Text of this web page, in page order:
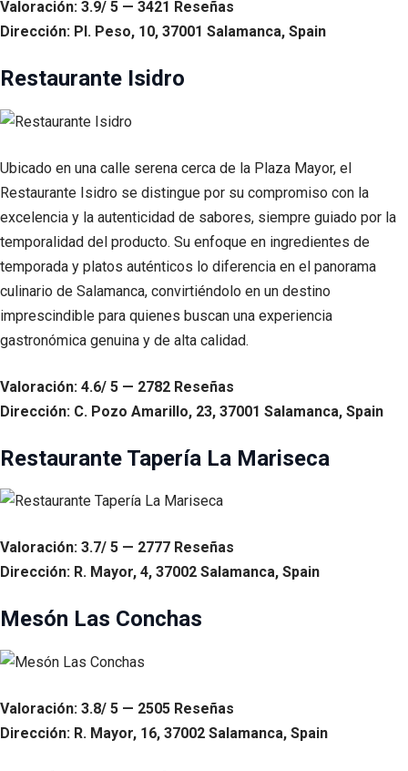
Valoración: 3.9/ 5 — 3421 Reseñas
Dirección: Pl. Peso, 10, 37001 Salamanca, Spain
Restaurante Isidro
Ubicado en una calle serena cerca de la Plaza Mayor, el
Restaurante Isidro se distingue por su compromiso con la
excelencia y la autenticidad de sabores, siempre guiado por la
temporalidad del producto. Su enfoque en ingredientes de
temporada y platos auténticos lo diferencia en el panorama
culinario de Salamanca, convirtiéndolo en un destino
imprescindible para quienes buscan una experiencia
gastronómica genuina y de alta calidad.
Valoración: 4.6/ 5 — 2782 Reseñas
Dirección: C. Pozo Amarillo, 23, 37001 Salamanca, Spain
Restaurante Tapería La Mariseca
Valoración: 3.7/ 5 — 2777 Reseñas
Dirección: R. Mayor, 4, 37002 Salamanca, Spain
Mesón Las Conchas
Valoración: 3.8/ 5 — 2505 Reseñas
Dirección: R. Mayor, 16, 37002 Salamanca, Spain